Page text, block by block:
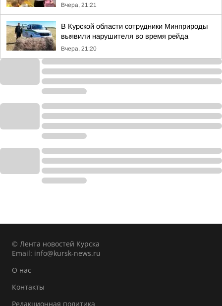
Вчера, 21:21
В Курской области сотрудники Минприроды
выявили нарушителя во время рейда
Вчера, 21:20
© Лента новостей Курска
Email: info@kursk-news.ru
О нас
Контакты
Редакционная политика